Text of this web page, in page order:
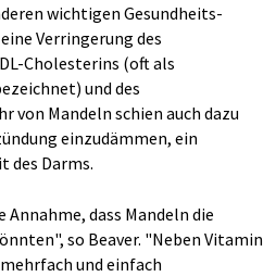
wichtigen Gesundheits-
Verringerung des
Cholesterins (oft als
und des
von Mandeln schien auch dazu
einzudämmen, ein
des Darms.
dass Mandeln die
so Beaver. "Neben Vitamin
und einfach